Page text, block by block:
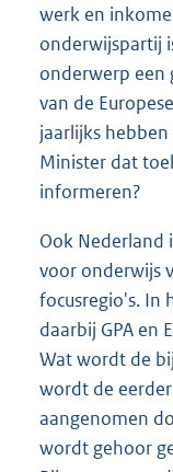
werk en
onderwijspartij
onderwerp een
van de
jaarlijks
Minister dat
informeren?
Ook Nederland
voor onderwijs
focusregio's. In
daarbij GPA en
Wat wordt de
wordt de
aangenomen
wordt gehoor